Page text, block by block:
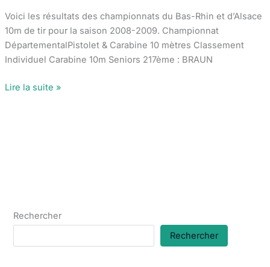
Voici les résultats des championnats du Bas-Rhin et d’Alsace
10m de tir pour la saison 2008-2009. Championnat
DépartementalPistolet & Carabine 10 mètres Classement
Individuel Carabine 10m Seniors 217ème : BRAUN
Tir
saison
Lire la suite »
Rechercher
Rechercher